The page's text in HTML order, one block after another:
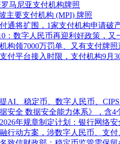
罗马尼亚支付机构牌照
主要支付机构 (MPI) 牌照
通将扩围，1家支付机构申请破
：数字人民币再迎利好政策，又
构领7000万罚单、又有支付牌
付平台接入时限，支付机构9月
AI、稳定币、数字人民币、
安全 数据安全能力体系》，含4
年规章制定计划：银行网络
行动方案，涉数字人民币、支